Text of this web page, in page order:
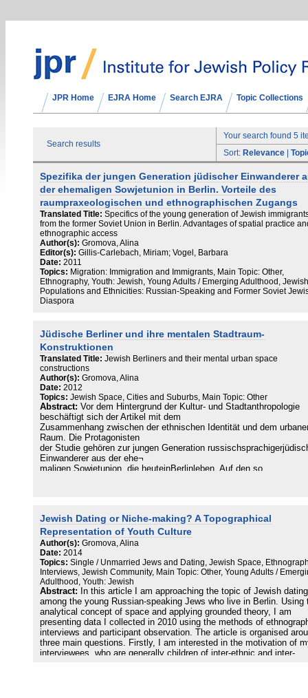
JPR Home EJRA Home Search EJRA Topic Collections
Search results
Your search found 5
Sort: Relevance
Spezifika der jungen Generation jüdischer Einwanderer
der ehemaligen Sowjetunion in Berlin. Vorteile des
raumpraxeologischen und ethnographischen Zugangs
Translated Title: Specifics of the young generation of Jewish
from the former Soviet Union in Berlin. Advantages of spatial practice
ethnographic access
Author(s): Gromova, Alina
Editor(s): Gillis-Carlebach, Miriam; Vogel, Barbara
Date: 2011
Topics: Migration: Immigration and Immigrants, Main Topic: Other,
Ethnography, Youth: Jewish, Young Adults / Emerging Adulthood, Jewish
Populations and Ethnicities: Russian-Speaking and Former Soviet
Diaspora
Jüdische Berliner und ihre mentalen Stadtraum-
Konstruktionen
Translated Title: Jewish Berliners and their mental urban space
constructions
Author(s): Gromova, Alina
Date: 2012
Topics: Jewish Space, Cities and Suburbs, Main Topic: Other
Abstract: Vor dem Hintergrund der Kultur- und Stadtanthropologie
beschäftigt sich der Artikel mit dem
Zusammenhang zwischen der ethnischen Identität und dem
Raum. Die Protagonisten
der Studie gehören zur jungen Generation
Einwanderer aus der ehe¬
maligen Sowjetunion, die heuteinBerlinleben. Auf den so
Umgang mit vielfältigen ethni¬
schen Identifizierungen ermöglichen. Dabei wird deutlich, dass die
Aushandlung ethnischer Zu¬
gehörigkeiten eng mit der Konstruktion eigener Stadträume vor dem
Hintergrund des Berliner
historischen, sozio-politischenund topografischen Kontextes
ist.
Jewish Dating or Niche-making? A Topographical
Representation of Youth Culture
Author(s): Gromova, Alina
Date: 2014
Topics: Single / Unmarried Jews and Dating, Jewish Space,
Interviews, Jewish Community, Main Topic: Other, Young Adults /
Adulthood, Youth: Jewish
Abstract:
In this article I am approaching the topic of Jewish dating
among the young Russian-speaking Jews who live in Berlin. Using
analytical concept of space and applying grounded theory, I am
presenting data I collected in 2010 using the methods of
interviews and participant observation. The article is organised
three main questions. Firstly, I am interested in the motivation of
interviewees, who are generally children of inter-ethnic and inter-